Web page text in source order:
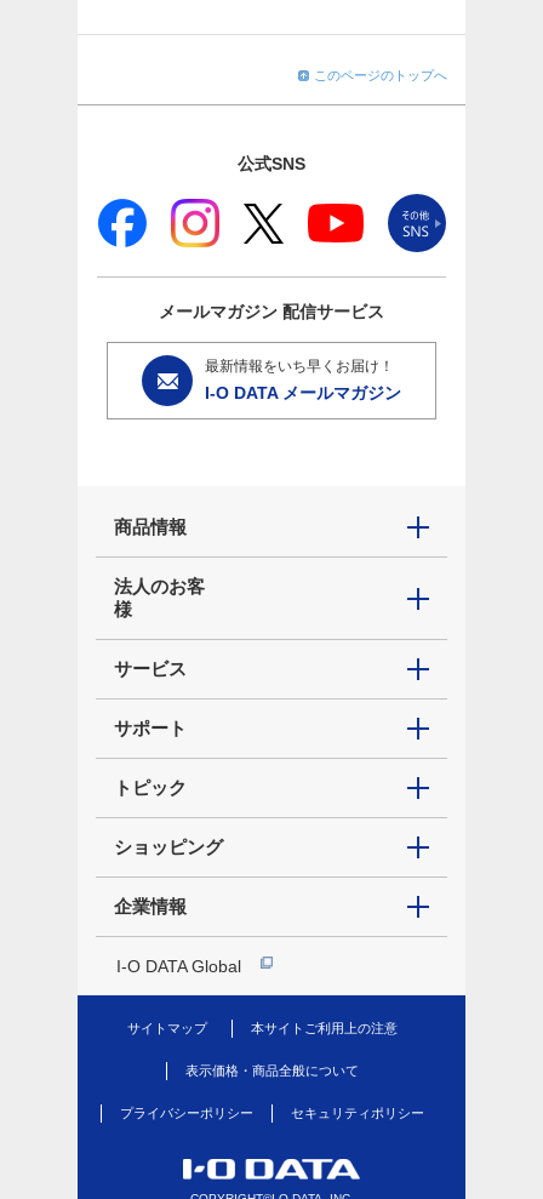
このページのトップへ
公式SNS
メールマガジン 配信サービス
最新情報をいち早くお届け！
I-O DATA メールマガジン
商品情報
法人のお客
様
サービス
サポート
トピック
ショッピング
企業情報
I-O DATA Global
サイトマップ 本サイトご利用上の注意
表示価格・商品全般について
プライバシーポリシー セキュリティポリシー